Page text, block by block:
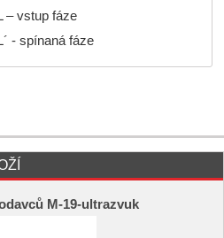
L – vstup fáze
L´ - spínaná fáze
M-19-ultrazvuk